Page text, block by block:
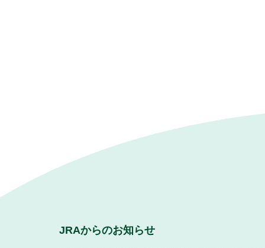
JRAからのお知らせ